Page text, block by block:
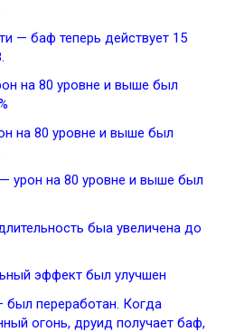
— баф теперь действует 15
на 80 уровне и выше был
на 80 уровне и выше был
урон на 80 уровне и выше был
быа увеличена до
эффект был улучшен
переработан. Когда
огонь, друид получает баф,